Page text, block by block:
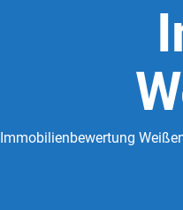
Immobilienbewertung